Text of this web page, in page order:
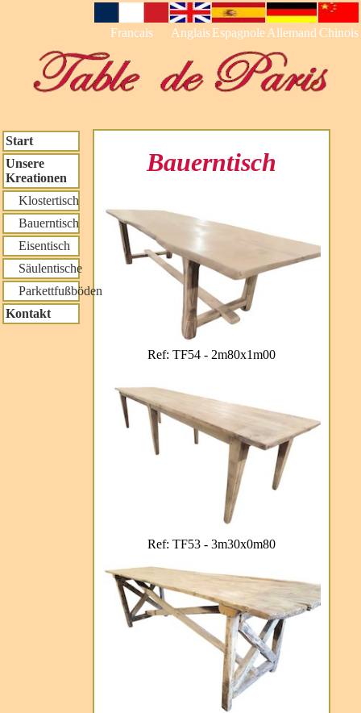
Francais Anglais EspagnoleAllemand Chinois
Start
Unsere
Kreationen
Klostertisch
Bauerntisch
Eisentisch
Säulentische
Parkettfußböden
Kontakt
Bauerntisch
Ref: TF54 - 2m80x1m00
Ref: TF53 - 3m30x0m80